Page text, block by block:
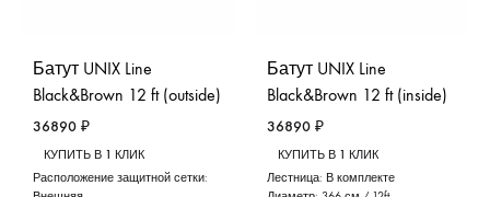
Батут UNIX Line
Black&Brown 12 ft (outside)
36890 ₽
КУПИТЬ В 1 КЛИК
Расположение защитной сетки:
Батут UNIX Line
Black&Brown 12 ft (inside)
36890 ₽
КУПИТЬ В 1 КЛИК
Лестница: В комплекте